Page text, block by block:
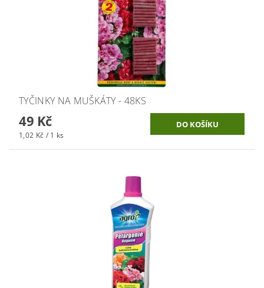
TYČINKY NA MUŠKÁTY - 48KS
49 Kč
1,02 Kč / 1 ks